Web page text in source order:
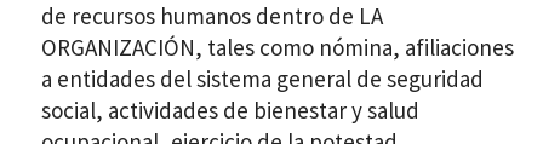
de recursos humanos dentro de LA
ORGANIZACIÓN, tales como nómina, afiliaciones
a entidades del sistema general de seguridad
social, actividades de bienestar y salud